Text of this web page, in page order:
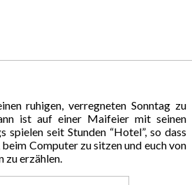
ruhigen, verregneten Sonntag zu
ist auf einer Maifeier mit seinen
spielen seit Stunden “Hotel”, so dass
Computer zu sitzen und euch von
zu erzählen.